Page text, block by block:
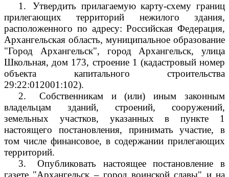
1.
Утвердить прилагаемую карту-схему границ
прилегающих территорий нежилого здания,
расположенного по адресу: Российская Федерация,
Архангельская область, муниципальное образование
"Город Архангельск", город Архангельск, улица
Школьная, дом 173, строение 1 (кадастровый номер
объекта капитального строительства
29:22:012001:102).
2.
Собственникам и (или) иным законным
владельцам зданий, строений, сооружений,
земельных участков, указанных в пункте 1
настоящего постановления, принимать участие, в
том числе финансовое, в содержании прилегающих
территорий.
3.
Опубликовать настоящее постановление в
газете "Архангельск – город воинской славы" и на